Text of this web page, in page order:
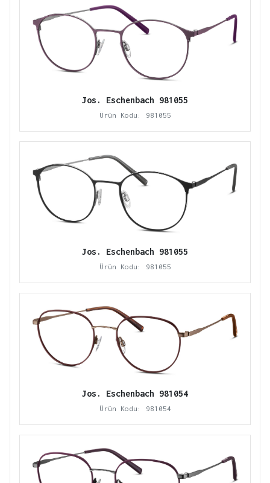
Jos. Eschenbach 981055
Ürün Kodu: 981055
Jos. Eschenbach 981055
Ürün Kodu: 981055
Jos. Eschenbach 981054
Ürün Kodu: 981054